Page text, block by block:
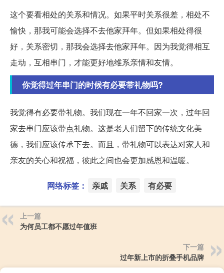
这个要看相处的关系和情况。如果平时关系很差，相处不
愉快，那我可能会选择不去他家拜年。但如果相处得很
好，关系密切，那我会选择去他家拜年。因为我觉得相互
走动，互相串门，才能更好地维系亲情和友情。
你觉得过年串门的时候有必要带礼物吗?
我觉得有必要带礼物。我们现在一年不回家一次，过年回
家去串门应该带点礼物。这是老人们留下的传统文化美
德，我们应该传承下去。而且，带礼物可以表达对家人和
亲友的关心和祝福，彼此之间也会更加感恩和温暖。
网络标签： 亲戚 关系 有必要
上一篇
为何员工都不愿过年值班
下一篇
过年新上市的折叠手机品牌